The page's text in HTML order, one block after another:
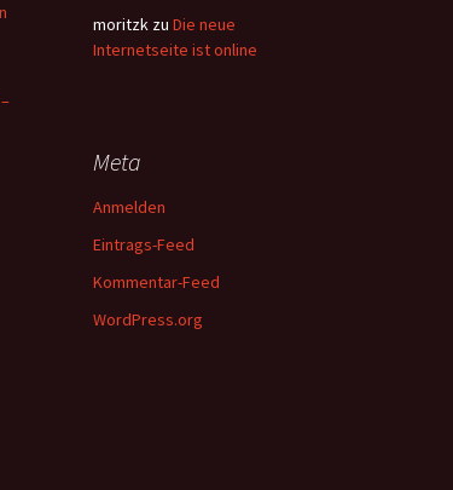
moritzk zu Die neue
Internetseite ist online
Meta
Anmelden
Eintrags-Feed
Kommentar-Feed
WordPress.org